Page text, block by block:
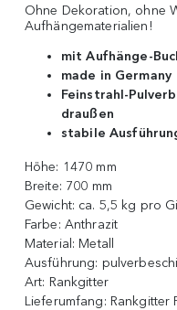
Ohne Dekoration, ohne
Aufhängematerialien!
mit Aufhänge-
made in Germany
Feinstrahl-
draußen
stabile
Höhe: 1470 mm
Breite: 700 mm
Gewicht: ca. 5,5 kg pro
Farbe: Anthrazit
Material: Metall
Ausführung:
Art: Rankgitter
Lieferumfang: Rankgitter